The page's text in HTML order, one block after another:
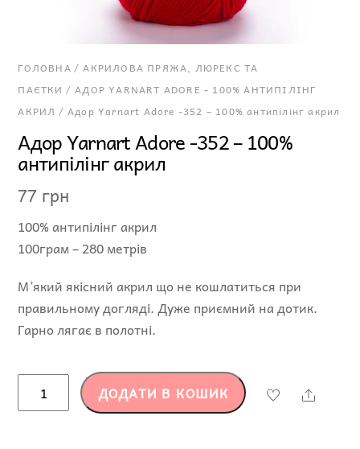
ГОЛОВНА/АКРИЛОВА ПРЯЖА, ЛЮРЕКС ТА
ПАЄТКИ /АДОР YARNART ADORE - 100% АНТИПІЛІНГ
АКРИЛ / Адор Yarnart Adore -352 – 100% антипілінг акрил
Адор Yarnart Adore -352 – 100%
антипілінг акрил
77 грн
100% антипілінг акрил
100грам – 280 метрів
М’який якісний акрил що не кошлатиться при
правильному догляді. Дуже приємний на дотик.
Гарно лягає в полотні.
Yarnart
ДОДАТИ В КОШИК Share